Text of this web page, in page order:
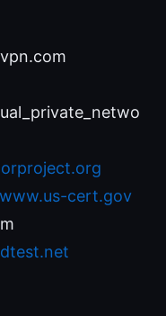
www.us-cert.gov